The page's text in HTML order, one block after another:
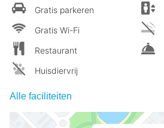
Gratis parkeren
Gratis Wi-Fi
Restaurant
Huisdiervrij
Alle faciliteiten